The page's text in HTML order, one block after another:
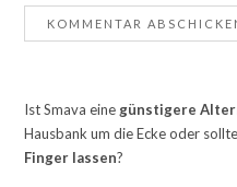
Ist Smava einegünstigere
Hausbank um die Ecke oder
Finger lassen?